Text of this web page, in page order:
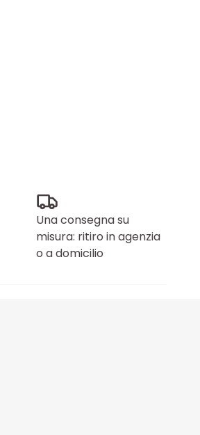
Una consegna su
misura: ritiro in agenzia
o a domicilio